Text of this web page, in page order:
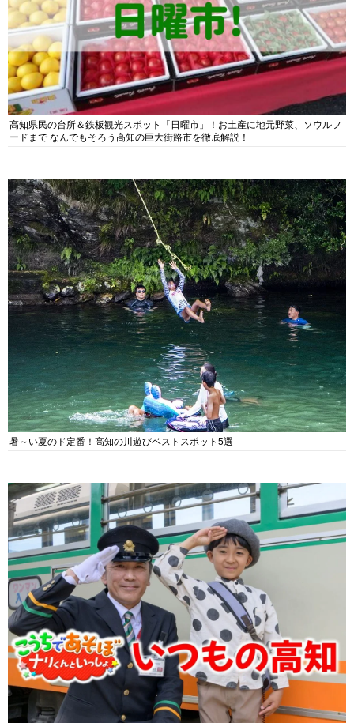
高知県民の台所＆鉄板観光スポット「日曜市」！お土産に地元野菜、ソウルフ
ードまで なんでもそろう高知の巨大街路市を徹底解説！
暑～い夏のド定番！高知の川遊びベストスポット5選